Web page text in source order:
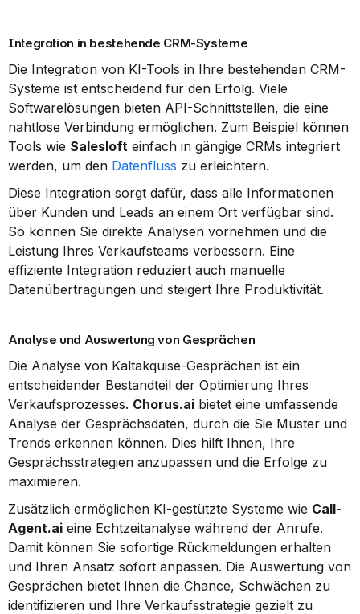
Integration in bestehende CRM-Systeme
Die Integration von KI-Tools in Ihre bestehenden CRM-
Systeme ist entscheidend für den Erfolg. Viele
Softwarelösungen bieten API-Schnittstellen, die eine
nahtlose Verbindung ermöglichen. Zum Beispiel können
Tools wie Salesloft einfach in gängige CRMs integriert
werden, um den Datenfluss zu erleichtern.
Diese Integration sorgt dafür, dass alle Informationen
über Kunden und Leads an einem Ort verfügbar sind.
So können Sie direkte Analysen vornehmen und die
Leistung Ihres Verkaufsteams verbessern. Eine
effiziente Integration reduziert auch manuelle
Datenübertragungen und steigert Ihre Produktivität.
Analyse und Auswertung von Gesprächen
Die Analyse von Kaltakquise-Gesprächen ist ein
entscheidender Bestandteil der Optimierung Ihres
Verkaufsprozesses. Chorus.ai bietet eine umfassende
Analyse der Gesprächsdaten, durch die Sie Muster und
Trends erkennen können. Dies hilft Ihnen, Ihre
Gesprächsstrategien anzupassen und die Erfolge zu
maximieren.
Zusätzlich ermöglichen KI-gestützte Systeme wie Call-
Agent.ai eine Echtzeitanalyse während der Anrufe.
Damit können Sie sofortige Rückmeldungen erhalten
und Ihren Ansatz sofort anpassen. Die Auswertung von
Gesprächen bietet Ihnen die Chance, Schwächen zu
identifizieren und Ihre Verkaufsstrategie gezielt zu